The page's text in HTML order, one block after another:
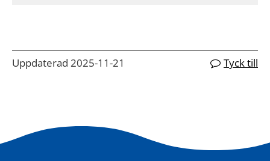
Uppdaterad 2025-11-21 Tyck till